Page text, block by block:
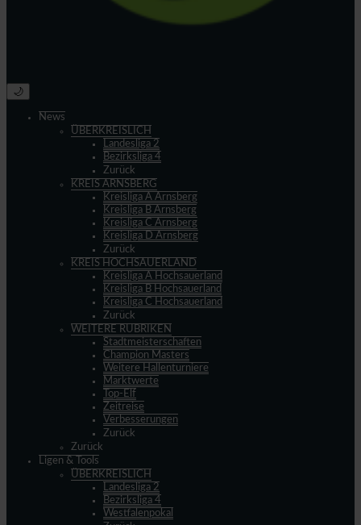
🌙
News
ÜBERKREISLICH
Landesliga 2
Bezirksliga 4
Zurück
KREIS ARNSBERG
Kreisliga A Arnsberg
Kreisliga B Arnsberg
Kreisliga C Arnsberg
Kreisliga D Arnsberg
Zurück
KREIS HOCHSAUERLAND
Kreisliga A Hochsauerland
Kreisliga B Hochsauerland
Kreisliga C Hochsauerland
Zurück
WEITERE RUBRIKEN
Stadtmeisterschaften
Champion Masters
Weitere Hallenturniere
Marktwerte
Top-Elf
Zeitreise
Verbesserungen
Zurück
Zurück
Ligen & Tools
ÜBERKREISLICH
Landesliga 2
Bezirksliga 4
Westfalenpokal